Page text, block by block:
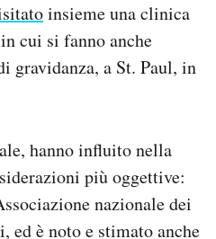
insieme una clinica
cui si fanno anche
gravidanza, a St. Paul, in
hanno influito nella
più oggettive:
nazionale dei
ed è noto e stimato anche